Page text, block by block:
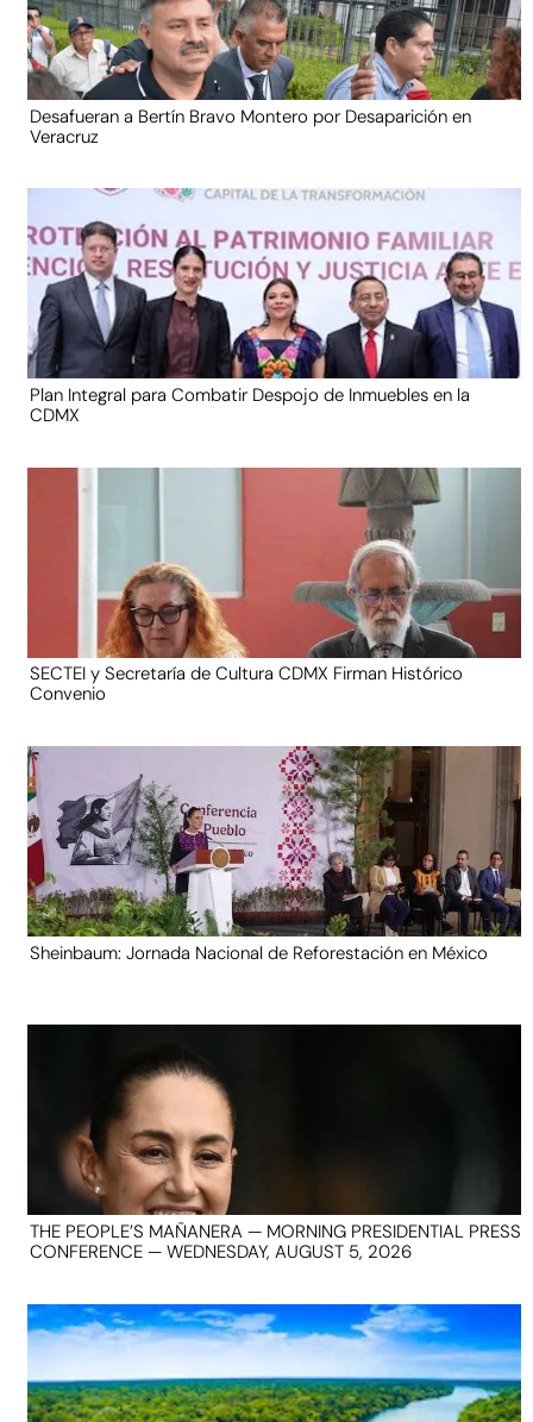
Desafueran a Bertín Bravo Montero por Desaparición en
Veracruz
Plan Integral para Combatir Despojo de Inmuebles en la
CDMX
SECTEI y Secretaría de Cultura CDMX Firman Histórico
Convenio
Sheinbaum: Jornada Nacional de Reforestación en México
THE PEOPLE’S MAÑANERA — MORNING PRESIDENTIAL PRESS
CONFERENCE — WEDNESDAY, AUGUST 5, 2026